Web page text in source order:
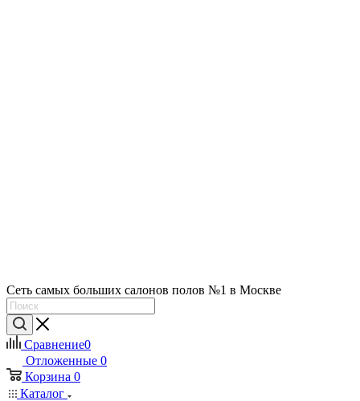
Сеть самых больших салонов полов №1 в Москве
Сравнение0
Отложенные 0
Корзина 0
Каталог